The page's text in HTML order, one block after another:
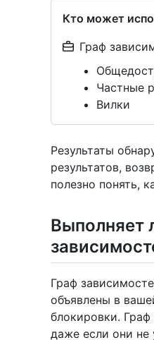
Кто может
Граф
Частные
Вилки
Результаты
результатов,
полезно понять,
Выполняет
Граф
объявлены в
блокировки.
даже если они не